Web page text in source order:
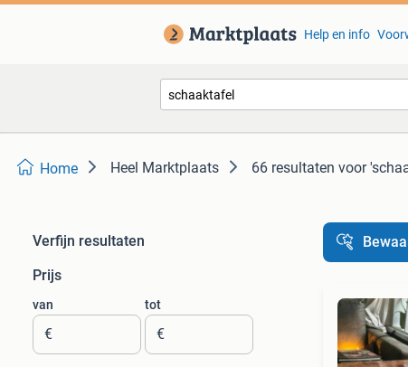
Help en info
Home Heel Marktplaats 66 resultaten voor
Verfijn resultaten
Prijs
van
€
tot
€